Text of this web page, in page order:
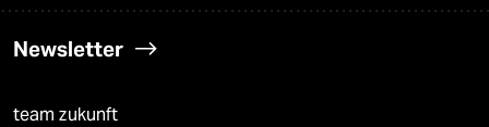
Newsletter
team zukunft